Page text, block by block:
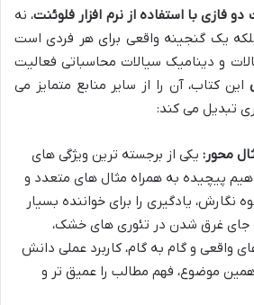
دو فازی با استفاده از نرم افزار فلوئنت، نه
یک گنجینه واقعی برای هر فردی است
و دینامیک سیالات محاسباتی فعالیت
این کتاب، آن را از سایر منابع متمایز می
تبدیل می کند:
محور: یکی از برجسته ترین ویژگی های
پیچیده به همراه مثال های متعدد و
یادگیری را برای خواننده بسیار
جای غرق شدن در تئوری های خشک،
واقعی و گام به گام، کاربرد عملی دانش
موضوع، فهم مطالب را عمیق تر و